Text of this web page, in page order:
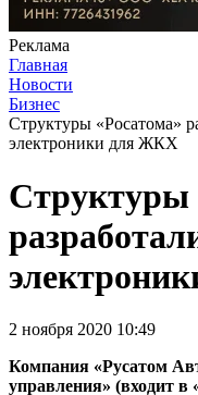
Реклама
Главная
Новости
Бизнес
Структуры «Росатома»
электроники для ЖКХ
Структуры
2 ноября 2020 10:49
Компания «Русатом
управления» (входит в